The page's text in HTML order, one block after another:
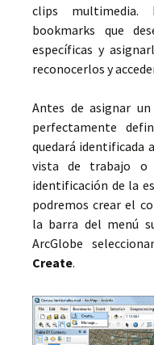
clips multimedia.
bookmarks que
específicas y
reconocerlos y
Antes de asignar
perfectamente
quedará identificada
vista de trabajo
identificación de la
podremos crear el
la barra del menú
ArcGlobe
Create.